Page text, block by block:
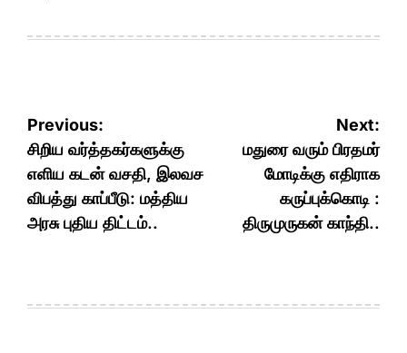
Post
navigation
Previous:
சிறிய வர்த்தகர்களுக்கு
எளிய கடன் வசதி, இலவச
விபத்து காப்பீடு: மத்திய
அரசு புதிய திட்டம்..
Next:
மதுரை வரும் பிரதமர்
மோடிக்கு எதிராக
கருப்புக்கொடி :
திருமுருகன் காந்தி..